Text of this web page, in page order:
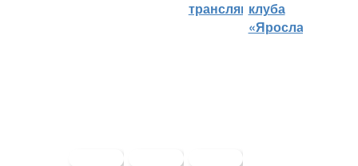
трансляцийклуба
«Ярославич»